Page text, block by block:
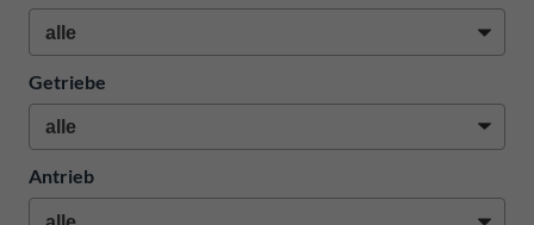
Getriebe
Antrieb